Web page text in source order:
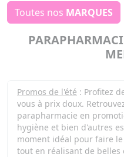
Toutes nos MARQUES
Promos de l'été : Profitez
vous à prix doux.
parapharmacie en
hygiène et bien d'autres
moment idéal pour faire
tout en réalisant de belles